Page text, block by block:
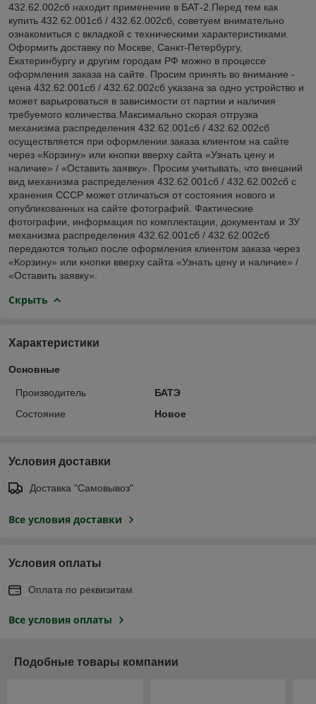
432.62.002сб находит применение в БАТ-2.Перед тем как
купить 432.62.001сб / 432.62.002сб, советуем внимательно
ознакомиться с вкладкой с техническими характеристиками.
Оформить доставку по Москве, Санкт-Петербургу,
Екатеринбургу и другим городам РФ можно в процессе
оформления заказа на сайте. Просим принять во внимание -
цена 432.62.001сб / 432.62.002сб указана за одно устройство и
может варьироваться в зависимости от партии и наличия
требуемого количества.Максимально скорая отгрузка
механизма распределения 432.62.001сб / 432.62.002сб
осуществляется при оформлении заказа клиентом на сайте
через «Корзину» или кнопки вверху сайта «Узнать цену и
наличие» / «Оставить заявку». Просим учитывать, что внешний
вид механизма распределения 432.62.001сб / 432.62.002сб с
хранения СССР может отличаться от состояния нового и
опубликованных на сайте фотографий. Фактические
фотографии, информация по комплектации, документам и ЗУ
механизма распределения 432.62.001сб / 432.62.002сб
передаются только после оформления клиентом заказа через
«Корзину» или кнопки вверху сайта «Узнать цену и наличие» /
«Оставить заявку».
Скрыть
Характеристики
Основные
Производитель
БАТЭ
Состояние
Новое
Условия доставки
Доставка "Самовывоз"
Все условия доставки
Условия оплаты
Оплата по реквизитам
Все условия оплаты
Подобные товары компании